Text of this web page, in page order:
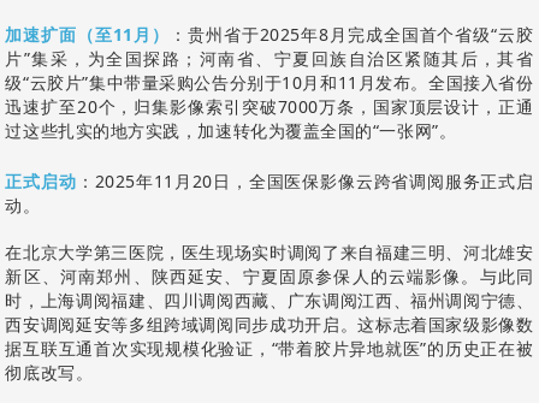
加速扩面（至11月）
：贵州省于2025年8月完成全国首个省级“云胶
片”集采，为全国探路；河南省、宁夏回族自治区紧随其后，其省
级“云胶片”集中带量采购公告分别于10月和11月发布。全国接入省份
迅速扩至20个，归集影像索引突破7000万条，国家顶层设计，正通
过这些扎实的地方实践，加速转化为覆盖全国的“一张网”。
正式启动 ：2025年11月20日，全国医保影像云跨省调阅服务正式启
动。
在北京大学第三医院，医生现场实时调阅了来自福建三明、河北雄安
新区、河南郑州、陕西延安、宁夏固原参保人的云端影像。与此同
时，上海调阅福建、四川调阅西藏、广东调阅江西、福州调阅宁德、
西安调阅延安等多组跨域调阅同步成功开启。这标志着国家级影像数
据互联互通首次实现规模化验证，“带着胶片异地就医”的历史正在被
彻底改写。